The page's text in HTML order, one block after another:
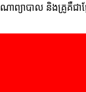
ាព្យាបាល និងគ្រូគឺជ